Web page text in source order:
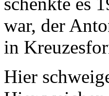
war, der
in
Hier